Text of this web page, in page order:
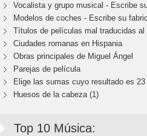
Vocalista y grupo musical - Escribe
Modelos de coches - Escribe su
Títulos de películas mal traducidas al
Ciudades romanas en Hispania
Obras principales de Miguel Ángel
Parejas de película
Elige las sumas cuyo resultado es 23
Huesos de la cabeza (1)
Top 10 Música: